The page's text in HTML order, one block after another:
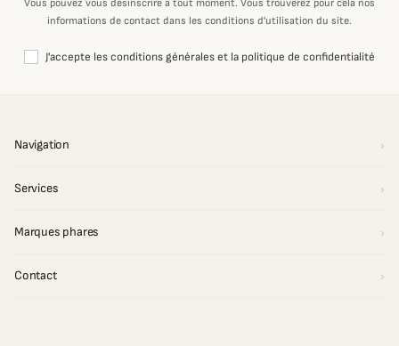
Vous pouvez vous désinscrire à tout moment. Vous trouverez pour cela nos
informations de contact dans les conditions d'utilisation du site.
J'accepte les conditions générales et la politique de confidentialité
Navigation
Services
Marques phares
Contact